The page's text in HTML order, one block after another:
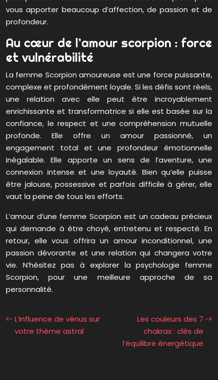
vous apporter beaucoup d’affection, de passion et de
profondeur.
Au cœur de l’amour scorpion : force
et vulnérabilité
La femme Scorpion amoureuse est une force puissante,
complexe et profondément loyale. Si les défis sont réels,
une relation avec elle peut être incroyablement
enrichissante et transformatrice si elle est basée sur la
confiance, le respect et une compréhension mutuelle
profonde. Elle offre un amour passionné, un
engagement total et une profondeur émotionnelle
inégalable. Elle apporte un sens de l’aventure, une
connexion intense et une loyauté. Bien qu’elle puisse
être jalouse, possessive et parfois difficile à gérer, elle
vaut la peine de tous les efforts.
L’amour d’une femme Scorpion est un cadeau précieux
qui demande à être choyé, entretenu et respecté. En
retour, elle vous offrira un amour inconditionnel, une
passion dévorante et une relation qui changera votre
vie. N’hésitez pas à explorer la psychologie femme
Scorpion, pour une meilleure approche de sa
personnalité.
L’influence de vénus sur
votre thème astral
Les couleurs des 7
chakras : clés de
l’équilibre énergétique